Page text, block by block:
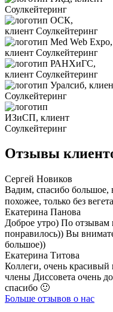
Отзывы
Сергей Новиков
Вадим, спасибо большое,
похожее, только без
Екатерина Панова
Доброе утро) По отзывам
понравилось)) Вы
большое))
Екатерина Титова
Коллеги, очень
члены Диссовета очень
спасибо 🙂
Больше отзывов о нас